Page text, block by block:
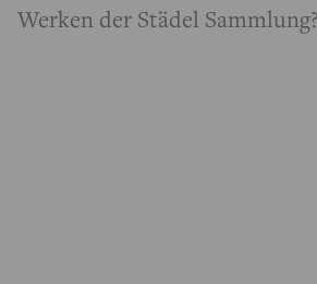
Werken der Städel Sammlung?